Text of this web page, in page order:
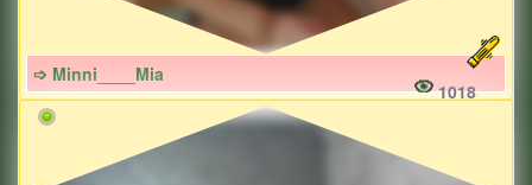
➩ Minni____Mia
1018